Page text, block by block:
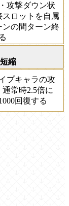
攻撃ダウン状
ロットを自属
の間ターン終
縮
プキャラの攻
常時2.5倍に
回復する